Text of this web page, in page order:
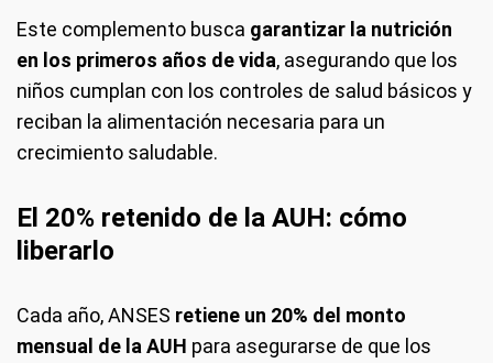
Este complemento busca garantizar la nutrición
en los primeros años de vida, asegurando que los
niños cumplan con los controles de salud básicos y
reciban la alimentación necesaria para un
crecimiento saludable.
El 20% retenido de la AUH: cómo
liberarlo
Cada año, ANSES retiene un 20% del monto
mensual de la AUH para asegurarse de que los